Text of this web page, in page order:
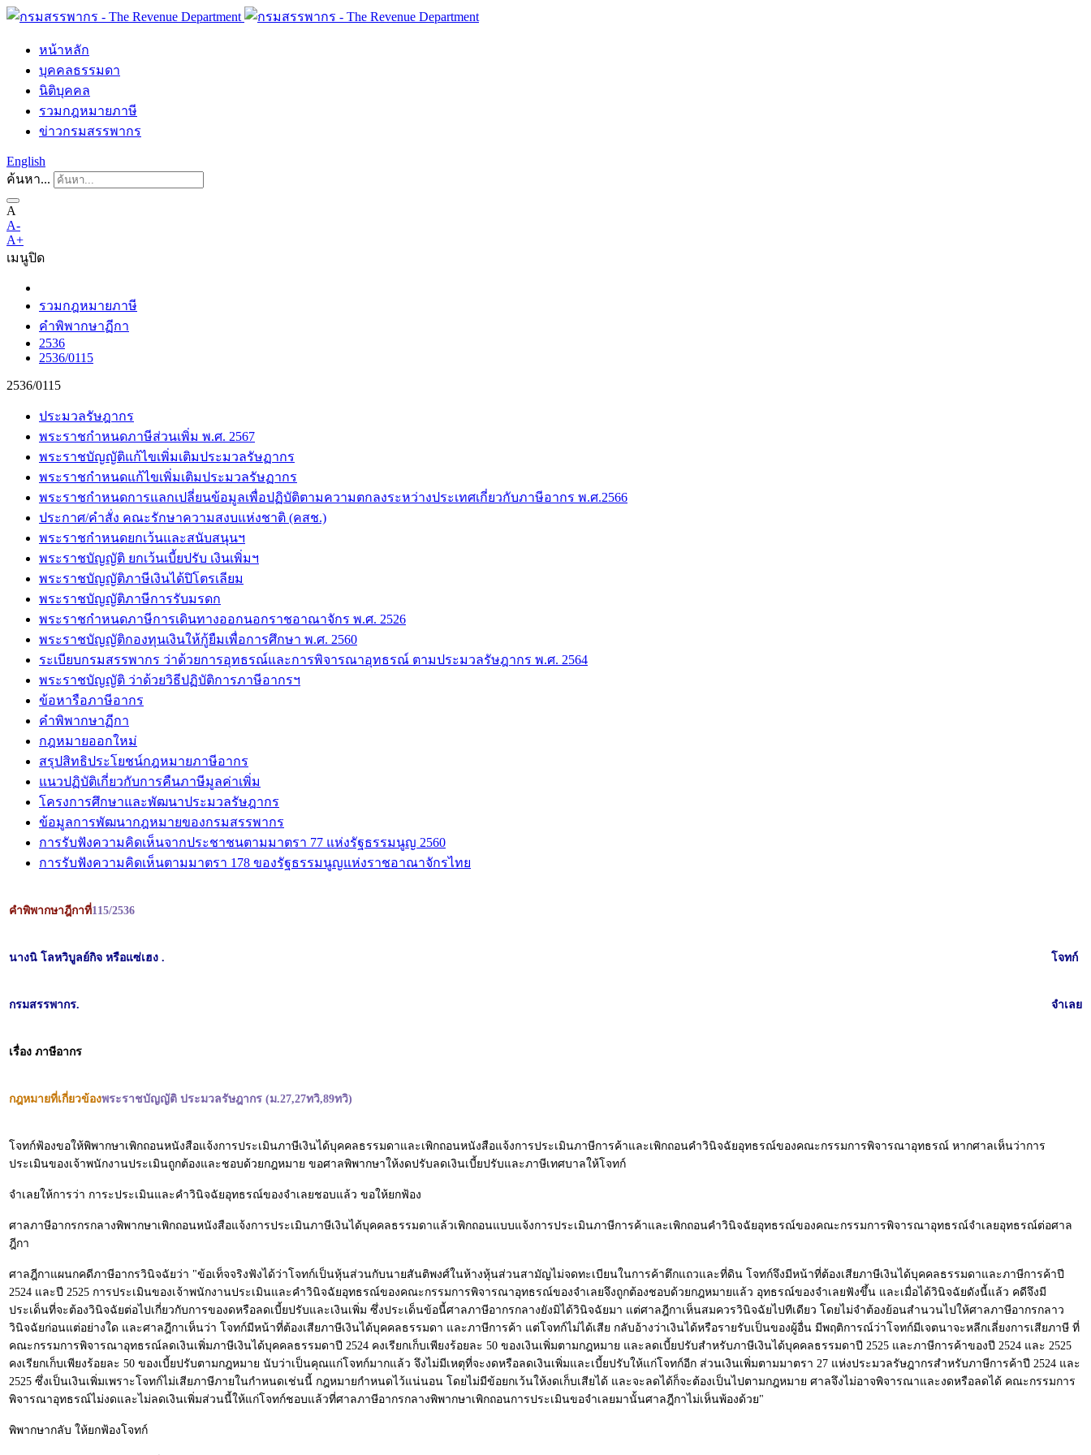
หน้าหลัก
บุคคลธรรมดา
นิติบุคคล
รวมกฎหมายภาษี
ข่าวกรมสรรพากร
English
ค้นหา...
A
A-
A+
เมนูปิด
รวมกฎหมายภาษี
คำพิพากษาฏีกา
2536
2536/0115
2536/0115
ประมวลรัษฎากร
พระราชกำหนดภาษีส่วนเพิ่ม พ.ศ. 2567
พระราชบัญญัติแก้ไขเพิ่มเติมประมวลรัษฏากร
พระราชกำหนดแก้ไขเพิ่มเติมประมวลรัษฏากร
พระราชกำหนดการแลกเปลี่ยนข้อมูลเพื่อปฏิบัติตามความตกลงระหว่างประเทศเกี่ยวกับภาษีอากร พ.ศ.2566
ประกาศ/คำสั่ง คณะรักษาความสงบแห่งชาติ (คสช.)
พระราชกำหนดยกเว้นและสนับสนุนฯ
พระราชบัญญัติ ยกเว้นเบี้ยปรับ เงินเพิ่มฯ
พระราชบัญญัติภาษีเงินได้ปิโตรเลียม
พระราชบัญญัติภาษีการรับมรดก
พระราชกำหนดภาษีการเดินทางออกนอกราชอาณาจักร พ.ศ. 2526
พระราชบัญญัติกองทุนเงินให้กู้ยืมเพื่อการศึกษา พ.ศ. 2560
ระเบียบกรมสรรพากร ว่าด้วยการอุทธรณ์และการพิจารณาอุทธรณ์ ตามประมวลรัษฎากร พ.ศ. 2564
พระราชบัญญัติ ว่าด้วยวิธีปฏิบัติการภาษีอากรฯ
ข้อหารือภาษีอากร
คำพิพากษาฏีกา
กฎหมายออกใหม่
สรุปสิทธิประโยชน์กฎหมายภาษีอากร
แนวปฏิบัติเกี่ยวกับการคืนภาษีมูลค่าเพิ่ม
โครงการศึกษาและพัฒนาประมวลรัษฎากร
ข้อมูลการพัฒนากฎหมายของกรมสรรพากร
การรับฟังความคิดเห็นจากประชาชนตามมาตรา 77 แห่งรัฐธรรมนูญ 2560
การรับฟังความคิดเห็นตามมาตรา 178 ของรัฐธรรมนูญแห่งราชอาณาจักรไทย
คำพิพากษาฎีกาที่115/2536
นางนิ โลหวิบูลย์กิจ หรือแซ่เฮง . โจทก์
กรมสรรพากร. จำเลย
เรื่อง ภาษีอากร
กฎหมายที่เกี่ยวข้องพระราชบัญญัติ ประมวลรัษฎากร (ม.27,27ทวิ,89ทวิ)
โจทก์ฟ้องขอให้พิพากษาเพิกถอนหนังสือแจ้งการประเมินภาษีเงินได้บุคคลธรรมดาและเพิกถอนหนังสือแจ้งการประเมินภาษีการค้าและเพิกถอนคำวินิจฉัยอุทธรณ์ของคณะกรรมการพิจารณาอุทธรณ์ หากศาลเห็นว่าการ
ประเมินของเจ้าพนักงานประเมินถูกต้องและชอบด้วยกฎหมาย ขอศาลพิพากษาให้งดปรับลดเงินเบี้ยปรับและภาษีเทศบาลให้โจทก์
จำเลยให้การว่า การะประเมินและคำวินิจฉัยอุทธรณ์ของจำเลยชอบแล้ว ขอให้ยกฟ้อง
ศาลภาษีอากรกรกลางพิพากษาเพิกถอนหนังสือแจ้งการประเมินภาษีเงินได้บุคคลธรรมดาแล้วเพิกถอนแบบแจ้งการประเมินภาษีการค้าและเพิกถอนคำวินิจฉัยอุทธรณ์ของคณะกรรมการพิจารณาอุทธรณ์จำเลยอุทธรณ์ต่อศาล
ฎีกา
ศาลฎีกาแผนกคดีภาษีอากรวินิจฉัยว่า "ข้อเท็จจริงฟังได้ว่าโจทก์เป็นหุ้นส่วนกับนายสันติพงศ์ในห้างหุ้นส่วนสามัญไม่จดทะเบียนในการค้าตึกแถวและที่ดิน โจทก์จึงมีหน้าที่ต้องเสียภาษีเงินได้บุคคลธรรมดาและภาษีการค้าปี
2524 และปี 2525 การประเมินของเจ้าพนักงานประเมินและคำวินิจฉัยอุทธรณ์ของคณะกรรมการพิจารณาอุทธรณ์ของจำเลยจึงถูกต้องชอบด้วยกฎหมายแล้ว อุทธรณ์ของจำเลยฟังขึ้น และเมื่อได้วินิจฉัยดังนี้แล้ว คดีจึงมี
ประเด็นที่จะต้องวินิจฉัยต่อไปเกี่ยวกับการของดหรือลดเบี้ยปรับและเงินเพิ่ม ซึ่งประเด็นข้อนี้ศาลภาษีอากรกลางยังมิได้วินิจฉัยมา แต่ศาลฎีกาเห็นสมควรวินิจฉัยไปทีเดียว โดยไม่จำต้องย้อนสำนวนไปให้ศาลภาษีอากรกลาว
วินิจฉัยก่อนแต่อย่างใด และศาลฎีกาเห็นว่า โจทก์มีหน้าที่ต้องเสียภาษีเงินได้บุคคลธรรมดา และภาษีการค้า แต่โจทก์ไม่ได้เสีย กลับอ้างว่าเงินได้หรือรายรับเป็นของผู้อื่น มีพฤติการณ์ว่าโจทก์มีเจตนาจะหลีกเลี่ยงการเสียภาษี ที่
คณะกรรมการพิจารณาอุทธรณ์ลดเงินเพิ่มภาษีเงินได้บุคคลธรรมดาปี 2524 คงเรียกเก็บเพียงร้อยละ 50 ของเงินเพิ่มตามกฎหมาย และลดเบี้ยปรับสำหรับภาษีเงินได้บุคคลธรรมดาปี 2525 และภาษีการค้าของปี 2524 และ 2525
คงเรียกเก็บเพียงร้อยละ 50 ของเบี้ยปรับตามกฎหมาย นับว่าเป็นคุณแก่โจทก์มากแล้ว จึงไม่มีเหตุที่จะงดหรือลดเงินเพิ่มและเบี้ยปรับให้แก่โจทก์อีก ส่วนเงินเพิ่มตามมาตรา 27 แห่งประมวลรัษฎากรสำหรับภาษีการค้าปี 2524 และ
2525 ซึ่งเป็นเงินเพิ่มเพราะโจทก์ไม่เสียภาษีภายในกำหนดเช่นนี้ กฎหมายกำหนดไว้แน่นอน โดยไม่มีข้อยกเว้นให้งดเก็บเสียได้ และจะลดได้ก็จะต้องเป็นไปตามกฎหมาย ศาลจึงไม่อาจพิจารณาและงดหรือลดได้ คณะกรรมการ
พิจารณาอุทธรณ์ไม่งดและไม่ลดเงินเพิ่มส่วนนี้ให้แก่โจทก์ชอบแล้วที่ศาลภาษีอากรกลางพิพากษาเพิกถอนการประเมินขอจำเลยมานั้นศาลฎีกาไม่เห็นพ้องด้วย"
พิพากษากลับ ให้ยกฟ้องโจทก์